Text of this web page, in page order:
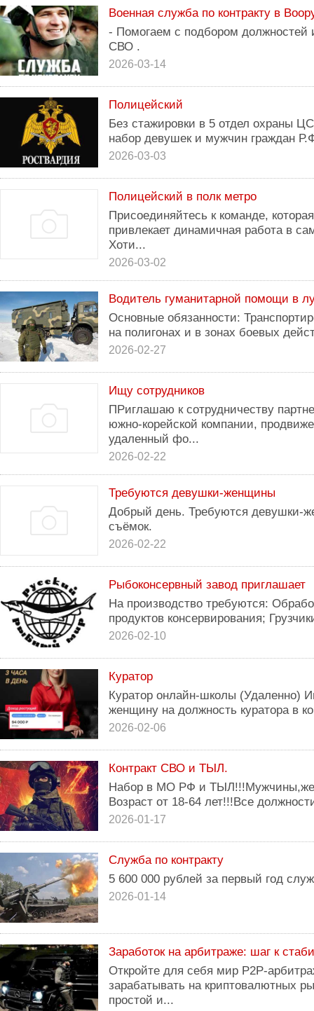
Военная служба по контракту в
- Помогаем с подбором
СВО .
2026-03-14
Полицейский
Без стажировки в 5 отдел охраны
набор девушек и мужчин граждан
2026-03-03
Полицейский в полк метро
Присоединяйтесь к команде,
привлекает динамичная работа в
Хоти...
2026-03-02
Водитель гуманитарной помощи в
Основные обязанности:
на полигонах и в зонах боевых
2026-02-27
Ищу сотрудников
ПРиглашаю к сотрудничеству
южно-корейской компании,
удаленный фо...
2026-02-22
Требуются девушки-женщины
Добрый день. Требуются девушки-
съёмок.
2026-02-22
Рыбоконсервный завод приглашает
На производство требуются:
продуктов консервирования;
2026-02-10
Куратор
Куратор онлайн-школы (Удаленно)
женщину на должность куратора в
2026-02-06
Контракт СВО и ТЫЛ.
Набор в МО РФ и
Возраст от 18-64 лет!!!Все
2026-01-17
Служба по контракту
5 600 000 рублей за первый год
2026-01-14
Заработок на арбитраже: шаг к
Откройте для себя мир P2P-
зарабатывать на криптовалютных
простой и...